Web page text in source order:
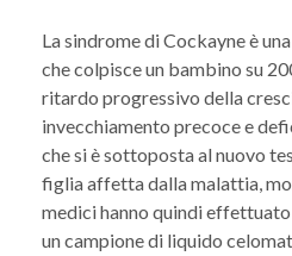
La sindrome di Cockayne è
che colpisce un bambino su
ritardo progressivo della
invecchiamento precoce e
che si è sottoposta al nuovo
figlia affetta dalla malattia,
medici hanno quindi
un campione di liquido